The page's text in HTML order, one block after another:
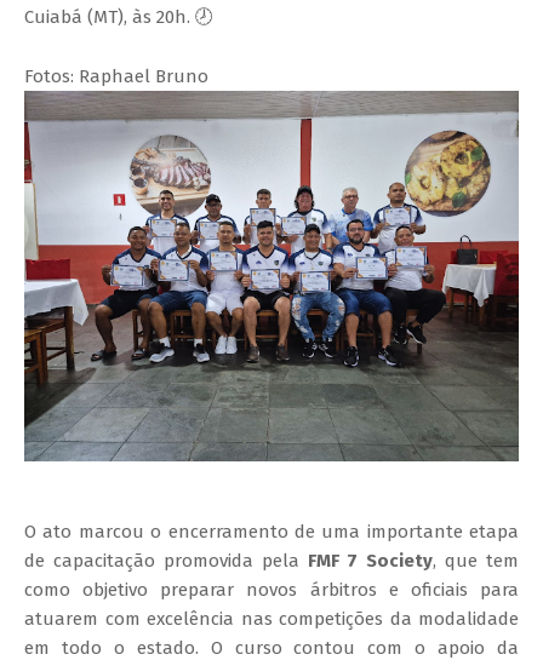
Cuiabá (MT), às 20h. 🕗
Fotos: Raphael Bruno
O ato marcou o encerramento de uma importante etapa
de capacitação promovida pela FMF 7 Society, que tem
como objetivo preparar novos árbitros e oficiais para
atuarem com excelência nas competições da modalidade
em todo o estado. O curso contou com o apoio da